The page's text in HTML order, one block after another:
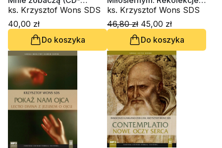
audiobook)
ks. Krzysztof Wons SDS
40,00 zł
Do koszyka
w domu
ks. Krzysztof Wons SDS
46,80 zł 45,00 zł
Do koszyka